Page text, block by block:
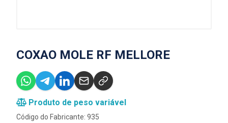
COXAO MOLE RF MELLORE
Produto de peso variável
Código do Fabricante: 935